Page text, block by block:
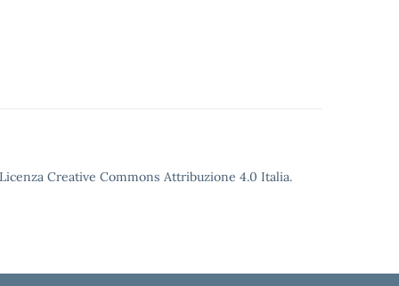
Creative Commons Attribuzione 4.0 Italia.